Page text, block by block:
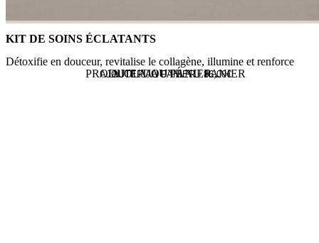
KIT DE SOINS ÉCLATANTS
Détoxifie en douceur, revitalise le collagène, illumine et renforce
AJOUTER AU PANIER -86,00€
AJOUT AU PANIER...
PRODUIT AJOUTÉ AU PANIER